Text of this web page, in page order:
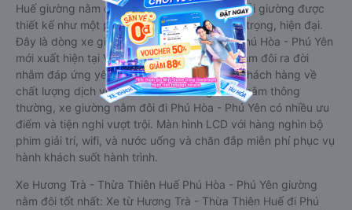
Huế giường nằm đôi là loại xe đặc biệt. Với mỗi giường được
thiết kế như một phòng ngủ khách sạn sang trọng, hiện đại.
Đây là dòng xe giường nằm cho cặp đôi đi Phú Hòa - Phú Yên
mới xuất hiện tại Việt Nam. Loại xe giường nằm đôi ra đời
nhằm đáp ứng yêu cầu ngày càng cao của khách hàng về
chất lượng dịch vụ vận tải. So với xe giường nằm thông
thường, xe giường nằm đôi đi Phú Hòa - Phú Yên có nhiều ưu
điểm và tiện nghi vượt trội. Màn hình LCD với hàng nghìn bộ
phim giải trí, wifi, và nước uống và chăn đắp miễn phí phục vụ
hành khách suốt hành trình.
Xe Hương Trà - Thừa Thiên Huế Phú Hòa - Phú Yên giường
nằm đôi tốt nhất: Xe từ Hương Trà - Thừa Thiên Huế đi Phú